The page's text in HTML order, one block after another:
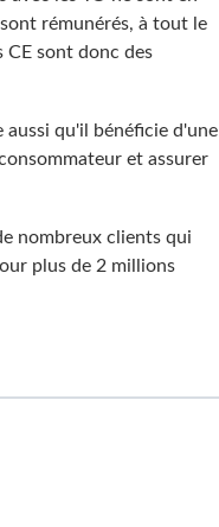
rémunérés, à tout le
CE sont donc des
qu'il bénéficie d'une
et assurer
nombreux clients qui
plus de 2 millions